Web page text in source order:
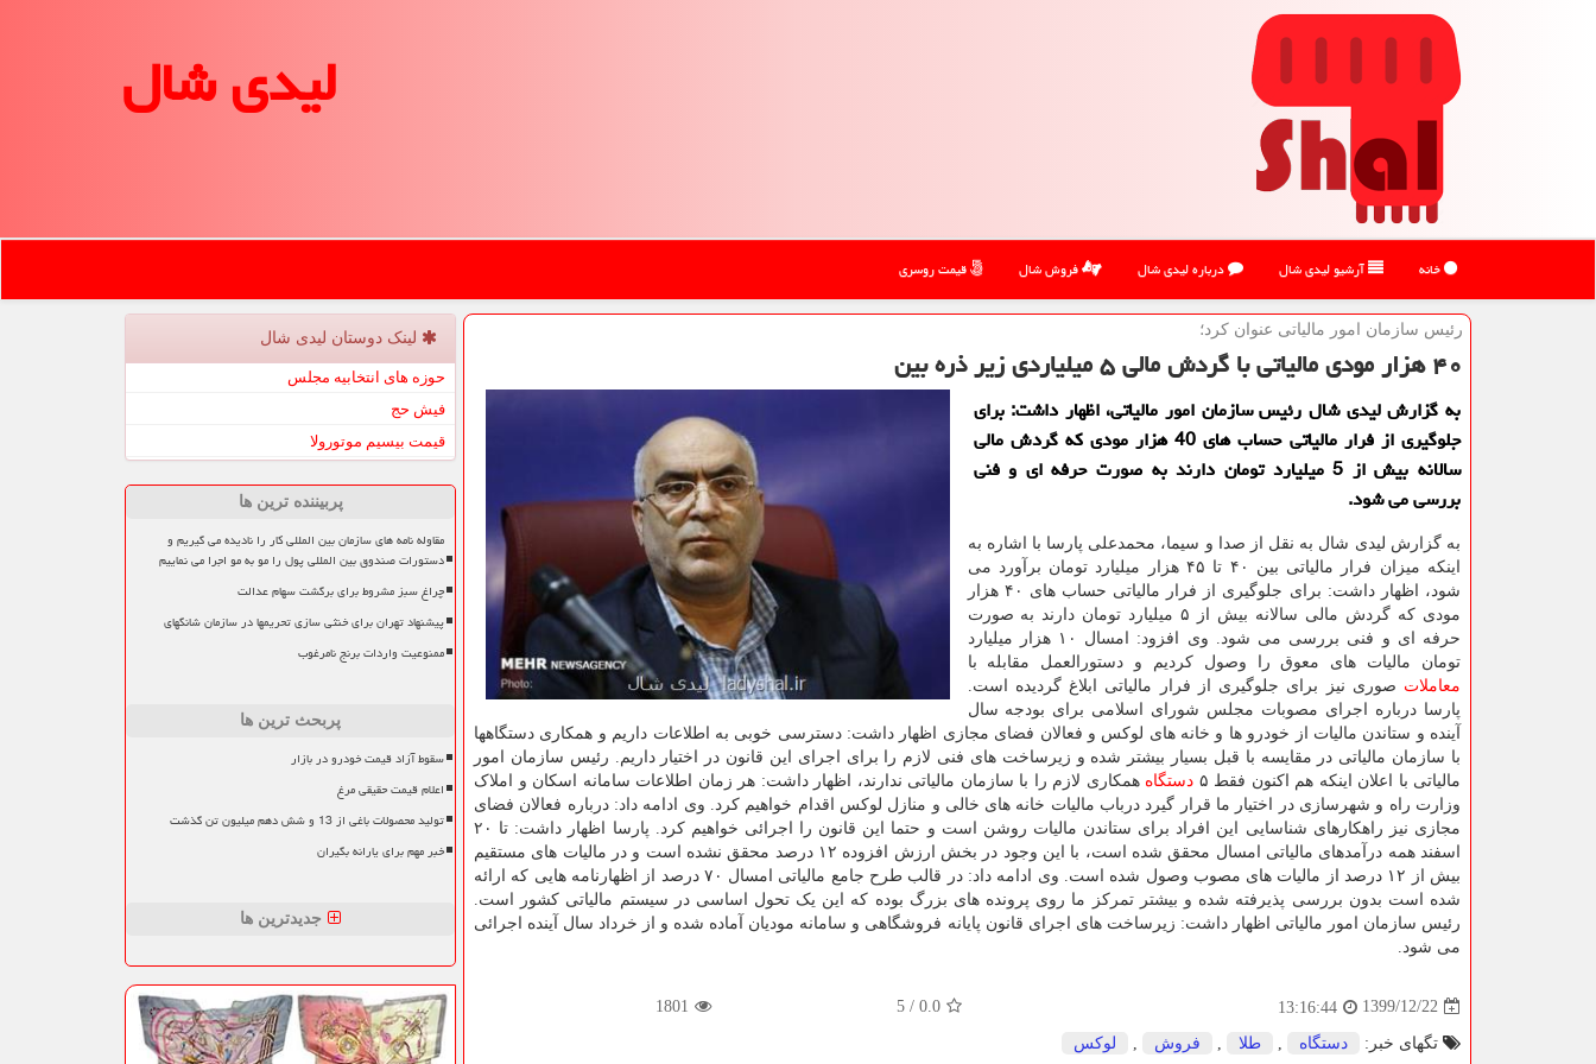
لیدی شال
خانه آرشیو لیدی شال درباره لیدی شال فروش شال قیمت روسری
رئیس سازمان امور مالیاتی عنوان كرد؛
۴۰ هزار مودی مالیاتی با گردش مالی ۵ میلیاردی زیر ذره بین
به گزارش لیدی شال رئیس سازمان امور مالیاتی، اظهار داشت: برای
جلوگیری از فرار مالیاتی حساب های 40 هزار مودی که گردش مالی
سالانه بیش از 5 میلیارد تومان دارند به صورت حرفه ای و فنی
بررسی می شود.
به گزارش لیدی شال به نقل از صدا و سیما، محمدعلی پارسا با اشاره به
اینکه میزان فرار مالیاتی بین ۴۰ تا ۴۵ هزار میلیارد تومان برآورد می
شود، اظهار داشت: برای جلوگیری از فرار مالیاتی حساب های ۴۰ هزار
مودی که گردش مالی سالانه بیش از ۵ میلیارد تومان دارند به صورت
حرفه ای و فنی بررسی می شود. وی افزود: امسال ۱۰ هزار میلیارد
تومان مالیات های معوق را وصول کردیم و دستورالعمل مقابله با
معاملات صوری نیز برای جلوگیری از فرار مالیاتی ابلاغ گردیده است.
پارسا درباره اجرای مصوبات مجلس شورای اسلامی برای بودجه سال
آینده و ستاندن مالیات از خودرو ها و خانه های لوکس و فعالان فضای مجازی اظهار داشت: دسترسی خوبی به اطلاعات داریم و همکاری دستگاهها
با سازمان مالیاتی در مقایسه با قبل بسیار بیشتر شده و زیرساخت های فنی لازم را برای اجرای این قانون در اختیار داریم. رئیس سازمان امور
مالیاتی با اعلان اینکه هم اکنون فقط ۵
دستگاه همکاری لازم را با سازمان مالیاتی ندارند، اظهار داشت: هر زمان اطلاعات سامانه اسکان و املاک
وزارت راه و شهرسازی در اختیار ما قرار گیرد درباب مالیات خانه های خالی و منازل لوکس اقدام خواهیم کرد. وی ادامه داد: درباره فعالان فضای
مجازی نیز راهکارهای شناسایی این افراد برای ستاندن مالیات روشن است و حتما این قانون را اجرائی خواهیم کرد. پارسا اظهار داشت: تا ۲۰
اسفند همه درآمدهای مالیاتی امسال محقق شده است، با این وجود در بخش ارزش افزوده ۱۲ درصد محقق نشده است و در مالیات های مستقیم
بیش از ۱۲ درصد از مالیات های مصوب وصول شده است. وی ادامه داد: در قالب طرح جامع مالیاتی امسال ۷۰ درصد از اظهارنامه هایی که ارائه
شده است بدون بررسی پذیرفته شده و بیشتر تمرکز ما روی پرونده های بزرگ بوده که این یک تحول اساسی در سیستم مالیاتی کشور است.
رئیس سازمان امور مالیاتی اظهار داشت: زیرساخت های اجرای قانون پایانه فروشگاهی و سامانه مودیان آماده شده و از خرداد سال آینده اجرائی
می شود.
1399/12/22
13:16:44
0.0
/
5
1801
تگهای خبر: دستگاه طلا فروش لوكس
لینک دوستان لیدی شال
حوزه های انتخابیه مجلس
فیش حج
قیمت بیسیم موتورولا
پربیننده ترین ها
مقاوله نامه های سازمان بین المللی کار را نادیده می گیریم و
دستورات صندوق بین المللی پول را مو به مو اجرا می نماییم
چراغ سبز مشروط برای برگشت سهام عدالت
پیشنهاد تهران برای خنثی سازی تحریمها در سازمان شانگهای
ممنوعیت واردات برنج نامرغوب
پربحث ترین ها
سقوط آزاد قیمت خودرو در بازار
اعلام قیمت حقیقی مرغ
تولید محصولات باغی از 13 و شش دهم میلیون تن گذشت
خبر مهم برای یارانه بگیران
جدیدترین ها